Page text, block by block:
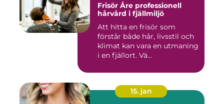
Frisör Åre professionell
hårvård i fjällmiljö
Att hitta en frisör som
förstår både hår, livsstil och
klimat kan vara en utmaning
i en fjällort. Vä...
15. jan